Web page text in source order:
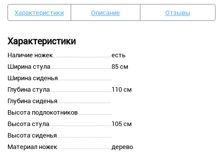
Характеристики Описание Отзывы
Характеристики
Наличие ножек
есть
Ширина стула
85 см
Ширина сиденья
Глубина стула
110 см
Глубина сиденья
Высота подлокотников
Высота стула
105 см
Высота сиденья
Материал ножек
дерево